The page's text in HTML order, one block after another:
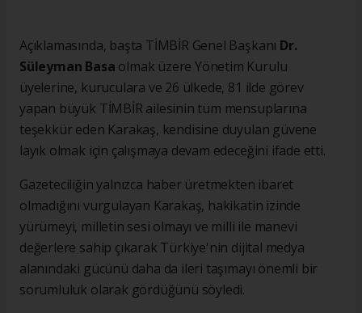
Açıklamasında, başta TİMBİR Genel Başkanı Dr.
Süleyman Basa olmak üzere Yönetim Kurulu
üyelerine, kuruculara ve 26 ülkede, 81 ilde görev
yapan büyük TİMBİR ailesinin tüm mensuplarına
teşekkür eden Karakaş, kendisine duyulan güvene
layık olmak için çalışmaya devam edeceğini ifade etti.
Gazeteciliğin yalnızca haber üretmekten ibaret
olmadığını vurgulayan Karakaş, hakikatin izinde
yürümeyi, milletin sesi olmayı ve milli ile manevi
değerlere sahip çıkarak Türkiye'nin dijital medya
alanındaki gücünü daha da ileri taşımayı önemli bir
sorumluluk olarak gördüğünü söyledi.